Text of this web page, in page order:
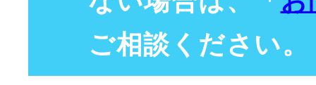
ご相談ください。